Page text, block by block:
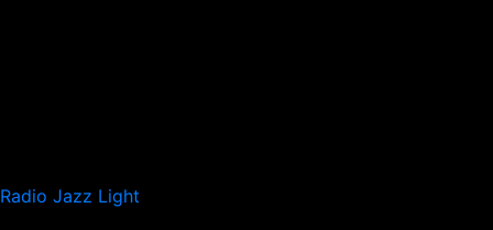
Radio Jazz Light